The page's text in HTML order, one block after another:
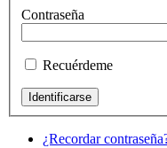
Contraseña
Recuérdeme
¿Recordar